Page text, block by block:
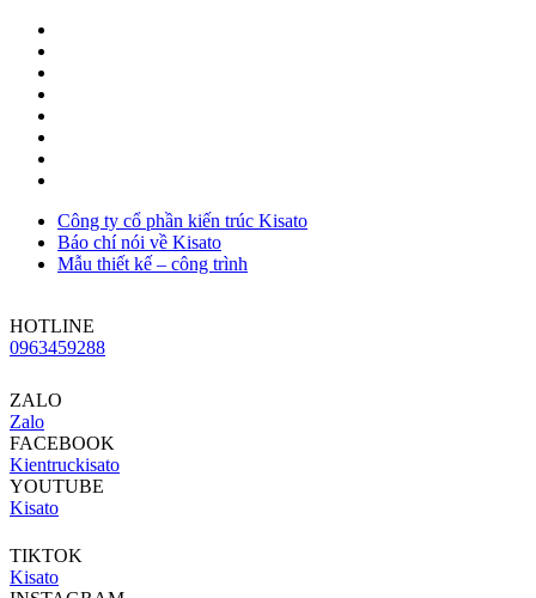
Công ty cổ phần kiến trúc Kisato
Báo chí nói về Kisato
Mẫu thiết kế – công trình
HOTLINE
0963459288
ZALO
Zalo
FACEBOOK
Kientruckisato
YOUTUBE
Kisato
TIKTOK
Kisato